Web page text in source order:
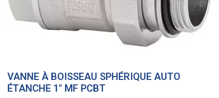
VANNE À BOISSEAU SPHÉRIQUE AUTO
ÉTANCHE 1" MF PCBT